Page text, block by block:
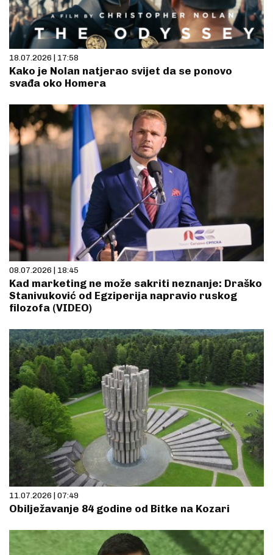
18.07.2026 | 17:58
Kako je Nolan natjerao svijet da se ponovo
svađa oko Homera
08.07.2026 | 18:45
Kad marketing ne može sakriti neznanje: Draško
Stanivuković od Egziperija napravio ruskog
filozofa (VIDEO)
11.07.2026 | 07:49
Obilježavanje 84 godine od Bitke na Kozari